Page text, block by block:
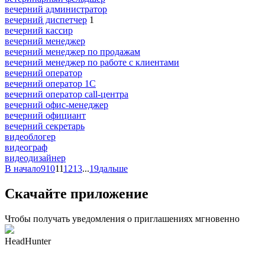
вечерний администратор
вечерний диспетчер 1
вечерний кассир
вечерний менеджер
вечерний менеджер по продажам
вечерний менеджер по работе с клиентами
вечерний оператор
вечерний оператор 1С
вечерний оператор call-центра
вечерний офис-менеджер
вечерний официант
вечерний секретарь
видеоблогер
видеограф
видеодизайнер
В начало910111213...19дальше
Скачайте приложение
Чтобы получать уведомления о приглашениях мгновенно
HeadHunter